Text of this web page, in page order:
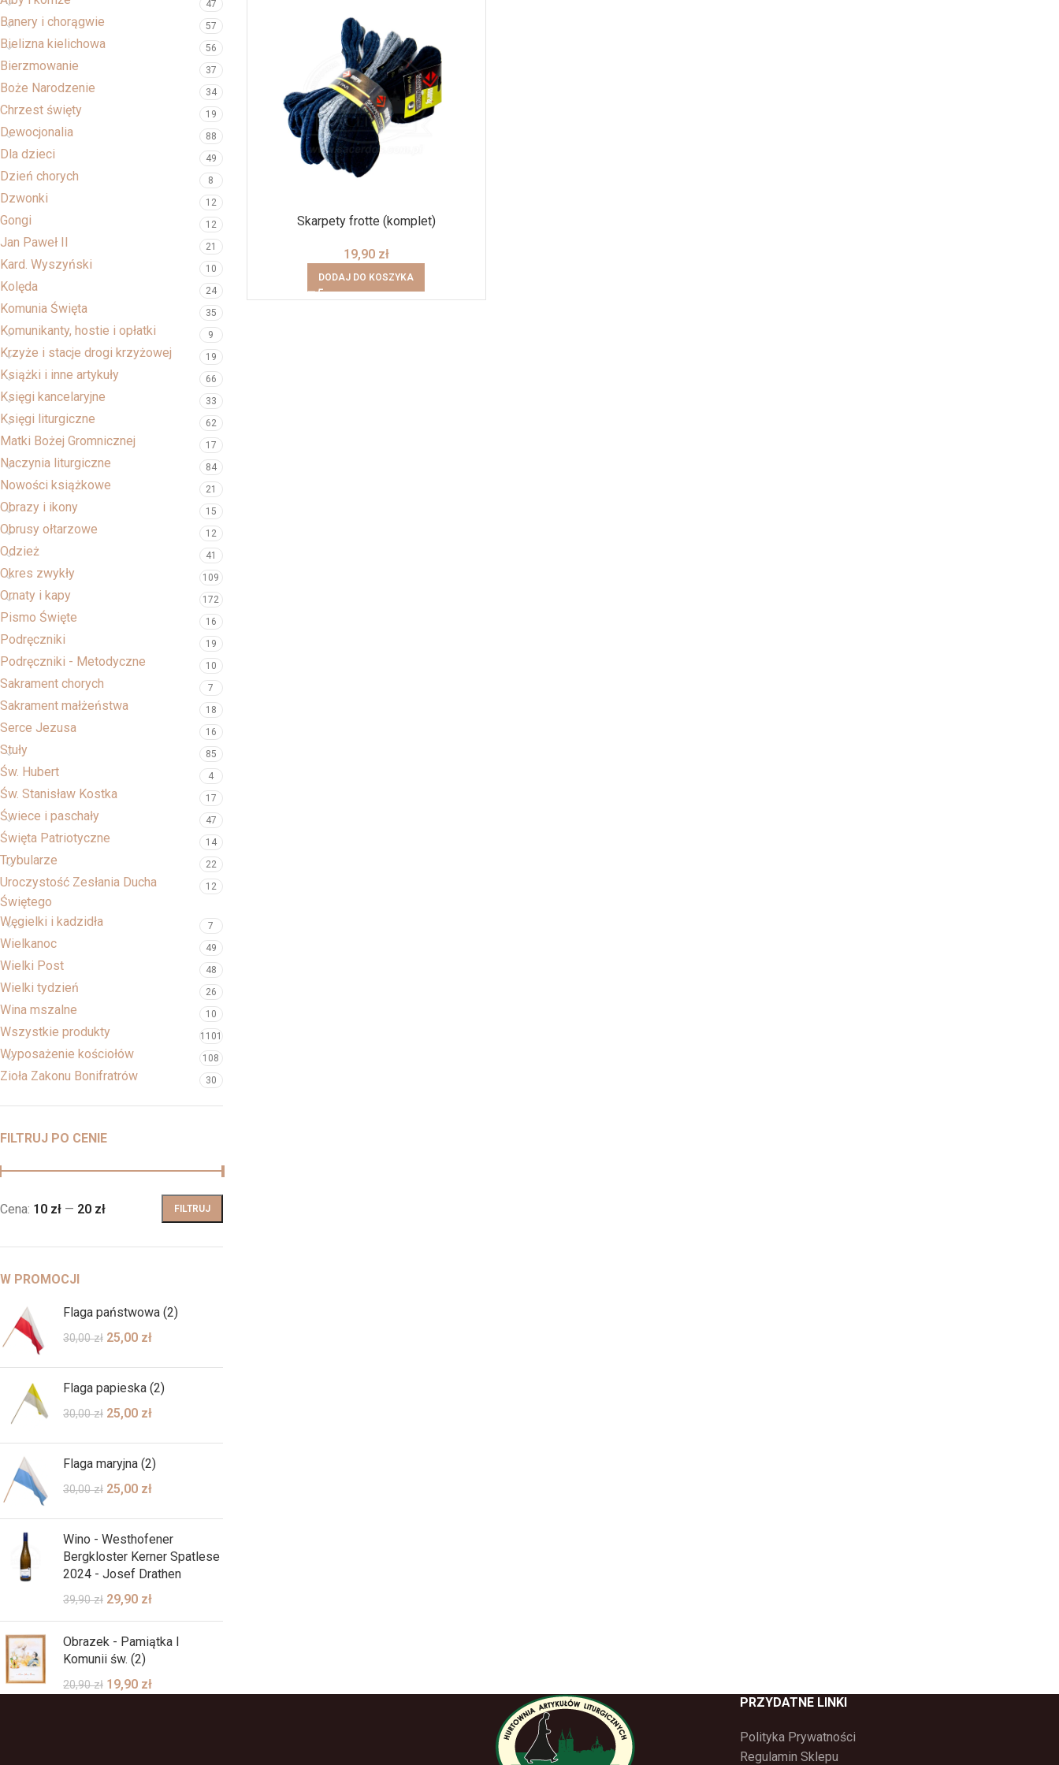
47
Banery i chorągwie 57
Bielizna kielichowa 56
Bierzmowanie 37
Boże Narodzenie 34
Chrzest święty 19
Dewocjonalia 88
Dla dzieci 49
Dzień chorych 8
Dzwonki 12
Gongi 12
Jan Paweł II 21
Kard. Wyszyński 10
Kolęda 24
Komunia Święta 35
Komunikanty, hostie i opłatki 9
Krzyże i stacje drogi krzyżowej 19
Książki i inne artykuły 66
Księgi kancelaryjne 33
Księgi liturgiczne 62
Matki Bożej Gromnicznej 17
Naczynia liturgiczne 84
Nowości książkowe 21
Obrazy i ikony 15
Obrusy ołtarzowe 12
Odzież 41
Okres zwykły 109
Ornaty i kapy 172
Pismo Święte 16
Podręczniki 19
Podręczniki - Metodyczne 10
Sakrament chorych 7
Sakrament małżeństwa 18
Serce Jezusa 16
Stuły 85
Św. Hubert 4
Św. Stanisław Kostka 17
Świece i paschały 47
Święta Patriotyczne 14
Trybularze 22
Uroczystość Zesłania Ducha
Świętego
12
Węgielki i kadzidła 7
Wielkanoc 49
Wielki Post 48
Wielki tydzień 26
Wina mszalne 10
Wszystkie produkty 1101
Wyposażenie kościołów 108
Zioła Zakonu Bonifratrów 30
FILTRUJ PO CENIE
FILTRUJ
Cena: 10 zł — 20 zł
W PROMOCJI
Flaga państwowa (2)
30,00zł 25,00 zł
Flaga papieska (2)
30,00zł 25,00 zł
Flaga maryjna (2)
30,00zł 25,00 zł
Wino - Westhofener
Bergkloster Kerner Spatlese
2024 - Josef Drathen
39,90zł 29,90 zł
Obrazek - Pamiątka I
Komunii św. (2)
20,90zł 19,90 zł
Skarpety frotte (komplet)
19,90 zł
DODAJ DO KOSZYKA
PRZYDATNE LINKI
Polityka Prywatności
Regulamin Sklepu